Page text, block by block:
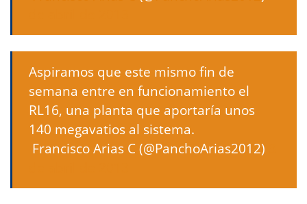
Aspiramos que este mismo fin de
semana entre en funcionamiento el
RL16, una planta que aportaría unos
140 megavatios al sistema.
 Francisco Arias C (@PanchoArias2012)